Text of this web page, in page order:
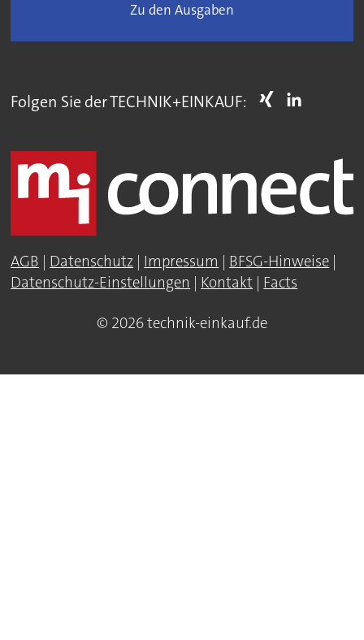
Zu den Ausgaben
Folgen Sie der TECHNIK+EINKAUF:
AGB | Datenschutz | Impressum | BFSG-Hinweise |
Datenschutz-Einstellungen | Kontakt | Facts
© 2026 technik-einkauf.de